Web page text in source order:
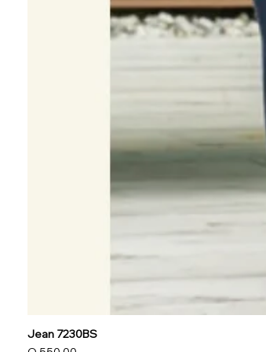
Jean 7230BS